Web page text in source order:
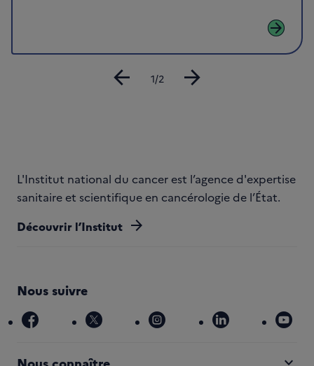
arrow_forward
arrow_back arrow_forward
Diapositive
1/2
L'Institut national du cancer est l’agence d'expertise
sanitaire et scientifique en cancérologie de l’État.
Découvrir l’Institut arrow_forward
Nous suivre
facebook x instagram linkedin